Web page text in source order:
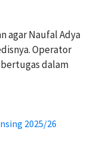
agar Naufal Adya
Operator
dalam
2025/26